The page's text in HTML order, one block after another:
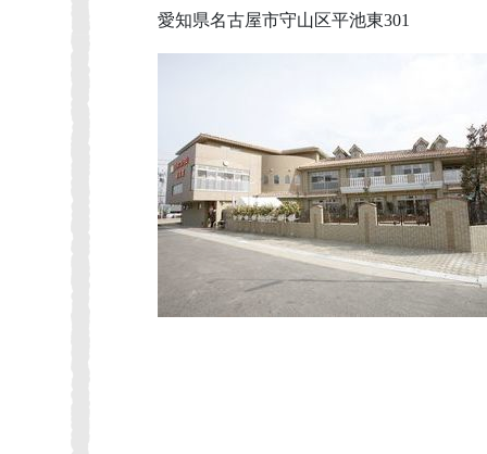
愛知県名古屋市守山区平池東301